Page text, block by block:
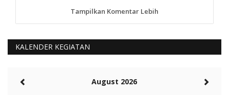
anggy (anakkaos@gmail.com)
Kami perantu bisa baca langsung terkait Pilkada Sumba
5 tahun Yang lalu
Rambu (rambu03@gmail.com)
Berita Polres Sumba Barat Mantap
Tampilkan Komentar Lebih
KALENDER KEGIATAN
August 2026